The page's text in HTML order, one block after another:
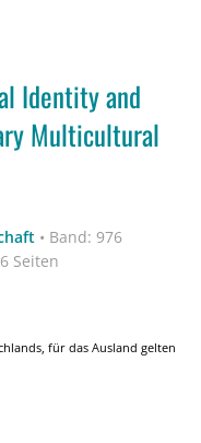
Identity and
Multicultural
• Band: 976
Seiten
für das Ausland gelten